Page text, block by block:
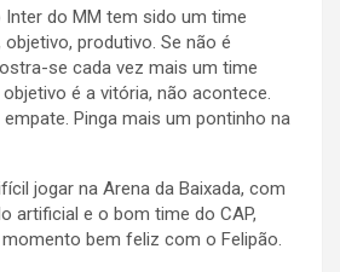
Inter do MM tem sido um time
produtivo. Se não é
se cada vez mais um time
é a vitória, não acontece.
Pinga mais um pontinho na
jogar na Arena da Baixada, com
artificial e o bom time do CAP,
bem feliz com o Felipão.